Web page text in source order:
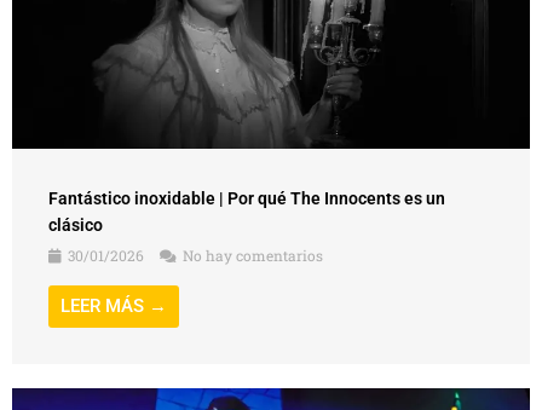
Fantástico inoxidable | Por qué The Innocents es un
clásico
30/01/2026
No hay comentarios
LEER MÁS →